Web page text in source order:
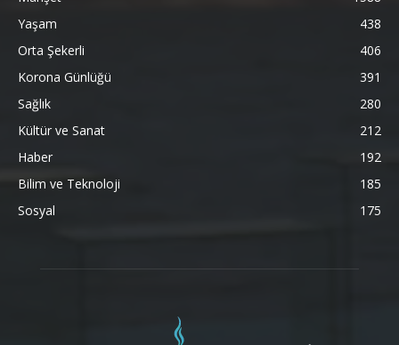
Yaşam
438
Orta Şekerli
406
Korona Günlüğü
391
Sağlık
280
Kültür ve Sanat
212
Haber
192
Bilim ve Teknoloji
185
Sosyal
175